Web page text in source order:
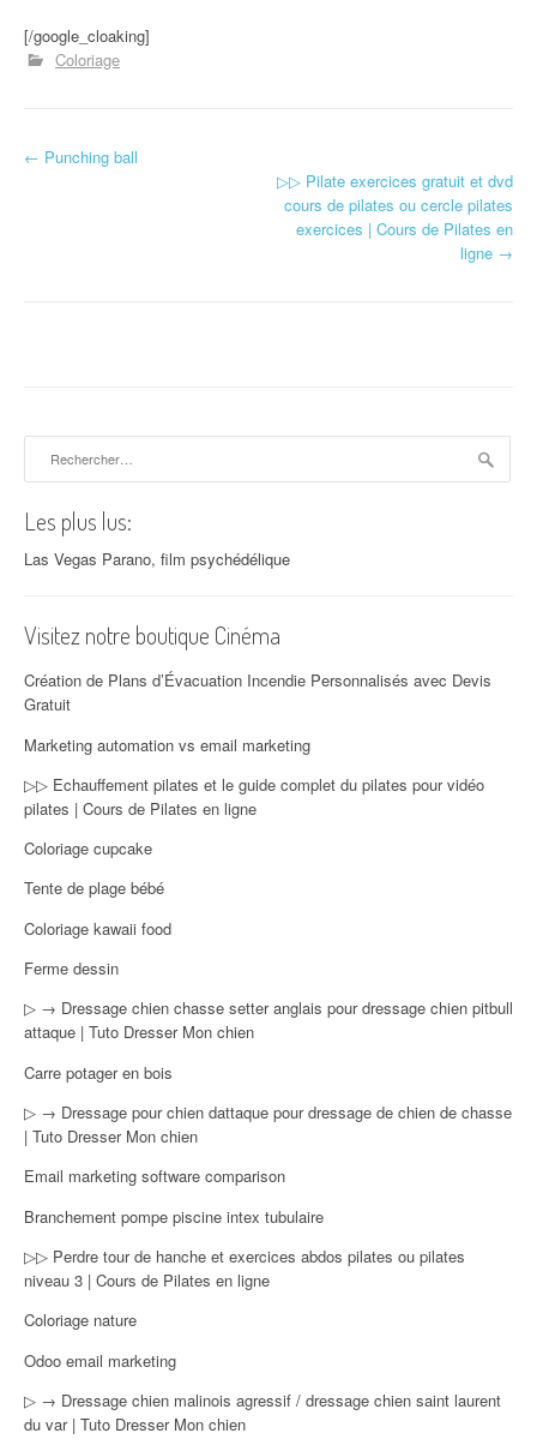
[/google_cloaking]
Coloriage
Navigation d'article
← Punching ball
▷▷ Pilate exercices gratuit et dvd
cours de pilates ou cercle pilates
exercices | Cours de Pilates en
ligne →
Les plus lus:
Las Vegas Parano, film psychédélique
Visitez notre boutique Cinéma
Création de Plans d’Évacuation Incendie Personnalisés avec Devis
Gratuit
Marketing automation vs email marketing
▷▷ Echauffement pilates et le guide complet du pilates pour vidéo
pilates | Cours de Pilates en ligne
Coloriage cupcake
Tente de plage bébé
Coloriage kawaii food
Ferme dessin
▷ → Dressage chien chasse setter anglais pour dressage chien pitbull
attaque | Tuto Dresser Mon chien
Carre potager en bois
▷ → Dressage pour chien dattaque pour dressage de chien de chasse
| Tuto Dresser Mon chien
Email marketing software comparison
Branchement pompe piscine intex tubulaire
▷▷ Perdre tour de hanche et exercices abdos pilates ou pilates
niveau 3 | Cours de Pilates en ligne
Coloriage nature
Odoo email marketing
▷ → Dressage chien malinois agressif / dressage chien saint laurent
du var | Tuto Dresser Mon chien